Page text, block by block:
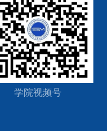
学院视频号